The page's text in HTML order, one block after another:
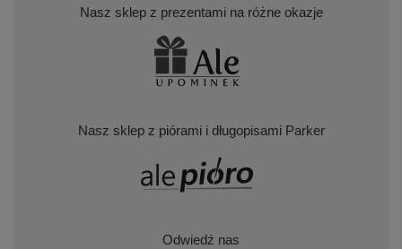
Nasz sklep z prezentami na różne okazje
Nasz sklep z piórami i długopisami Parker
Odwiedź nas